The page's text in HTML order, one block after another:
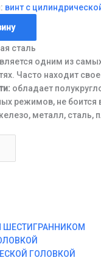
винт с
сталь
одним из
Часто находит
обладает
режимов, не
металл, сталь,
ШЕСТИГРАННИКОМ
ГОЛОВКОЙ